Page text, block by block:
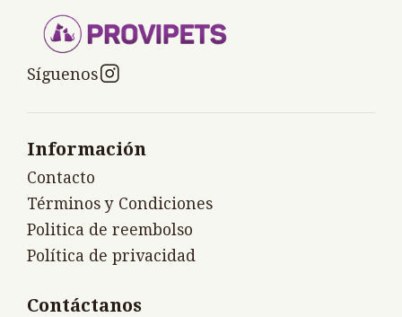
Síguenos
Información
Contacto
Términos y Condiciones
Politica de reembolso
Política de privacidad
Contáctanos